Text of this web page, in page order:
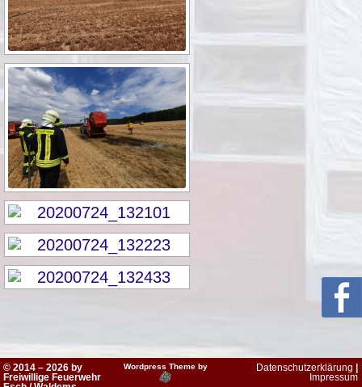
© 2014 – 2026 by
Freiwillige Feuerwehr
Wordpress Theme by Datenschutzerklärung
Impressum